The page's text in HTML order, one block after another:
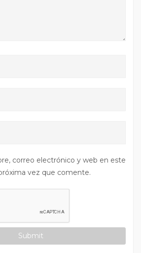
correo electrónico y web en este
vez que comente.